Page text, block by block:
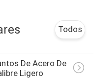
Todos
De Acero De
Ligero